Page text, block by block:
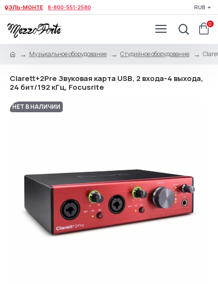
ЭЛЬ-МОНТЕ 8-800-551-2580 RUB
0
Музыкальное оборудование Студийное оборудование
Clarett+2Pre Звуковая карта USB, 2 входа-4 выхода,
24 бит/192 кГц, Focusrite
НЕТ В НАЛИЧИИ